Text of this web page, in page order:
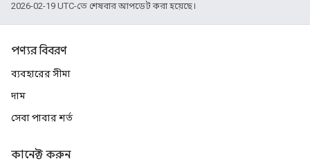
2026-02-19 UTC-তে শেষবার আপডেট করা হয়েছে।
পণ্যর বিবরণ
ব্যবহারের সীমা
দাম
সেবা পাবার শর্ত
কানেক্ট করুন